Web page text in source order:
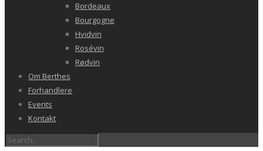
Bordeaux
Bourgogne
Hvidvin
Rosévin
Rødvin
Om Berthes
Forhandlere
Events
Kontakt